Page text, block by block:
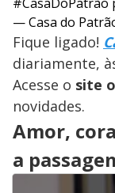
— Casa do
Fique ligado!
diariamente,
Acesse o site
novidades.
Amor,
a